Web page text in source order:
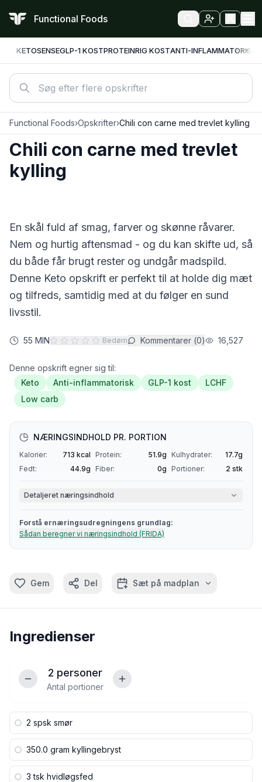
Functional Foods
KETOSENSEGLP-1 KOSTPROTEINRIG KOSTANTI-INFLAMMATORISK
Functional Foods›Opskrifter›Chili con carne med trevlet kylling
Chili con carne med trevlet
kylling
En skål fuld af smag, farver og skønne råvarer.
Nem og hurtig aftensmad - og du kan skifte ud, så
du både får brugt rester og undgår madspild.
Denne Keto opskrift er perfekt til at holde dig mæt
og tilfreds, samtidig med at du følger en sund
livsstil.
55 MIN Bedøm Kommentarer (0) 16,527
Denne opskrift egner sig til:
Keto
Anti-inflammatorisk GLP-1 kost
LCHF
Low carb
NÆRINGSINDHOLD PR. PORTION
Kalorier: 713 kcal Protein: 51.9g Kulhydrater: 17.7g
Fedt:
44.9g Fiber: 0g Portioner: 2 stk
Detaljeret næringsindhold
Forstå ernæringsudregningens grundlag:
Sådan beregner vi næringsindhold (FRIDA)
Gem Del Sæt på madplan
Ingredienser
2 personer
Antal portioner
2 spsk smør
350.0 gram kyllingebryst
3 tsk hvidløgsfed